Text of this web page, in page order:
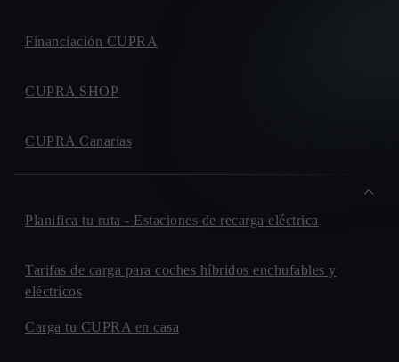
Financiación CUPRA
CUPRA SHOP
CUPRA Canarias
Planifica tu ruta - Estaciones de recarga eléctrica
Tarifas de carga para coches híbridos enchufables y
eléctricos
Carga tu CUPRA en casa